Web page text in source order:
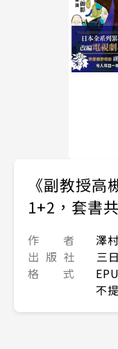
《副教授高
1+2，套書
作 者
澤
出 版 社
三
格 式
不